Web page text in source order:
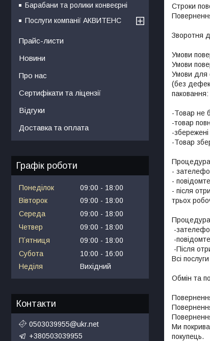
Строки
Зворотня
Умови
Умови
Умови для
(без
паковання:
-Товар не
-товар
-
-Товар
Процедура
-
-
- після
трьох
Процедура
Всі
Обмін та
Ми
покупець.
Барабани та ролики конвеєрні
Послуги компанії АКВИТЕНС
Прайс-листи
Новини
Про нас
Сертифікати та ліцензії
Відгуки
Доставка та оплата
Графік роботи
Понеділок 09:00
18:00
Вівторок
09:00
18:00
Середа
09:00
18:00
Четвер
09:00
18:00
Пʼятниця
09:00
18:00
Субота
10:00
16:00
Неділя
Вихідний
Контакти
0503039955@ukr.net
+380503039955